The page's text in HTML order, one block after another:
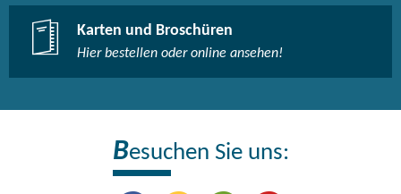
Karten und Broschüren
Hier bestellen oder online ansehen!
Besuchen Sie uns: